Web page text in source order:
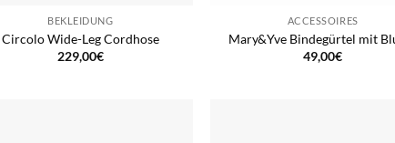
BEKLEIDUNG
Circolo Wide-Leg Cordhose
229,00€
ACCESSOIRES
Mary&Yve Bindegürtel mit
49,00€